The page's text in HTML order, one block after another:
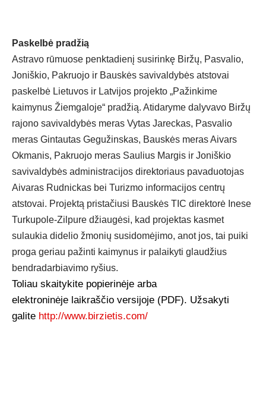
Paskelbė pradžią
Astravo rūmuose penktadienį susirinkę Biržų, Pasvalio,
Joniškio, Pakruojo ir Bauskės savivaldybės atstovai
paskelbė Lietuvos ir Latvijos projekto „Pažinkime
kaimynus Žiemgaloje“ pradžią. Atidaryme dalyvavo Biržų
rajono savivaldybės meras Vytas Jareckas, Pasvalio
meras Gintautas Gegužinskas, Bauskės meras Aivars
Okmanis, Pakruojo meras Saulius Margis ir Joniškio
savivaldybės administracijos direktoriaus pavaduotojas
Aivaras Rudnickas bei Turizmo informacijos centrų
atstovai. Projektą pristačiusi Bauskės TIC direktorė Inese
Turkupole-Zilpure džiaugėsi, kad projektas kasmet
sulaukia didelio žmonių susidomėjimo, anot jos, tai puiki
proga geriau pažinti kaimynus ir palaikyti glaudžius
bendradarbiavimo ryšius.
Toliau skaitykite popierinėje arba
elektroninėje laikraščio versijoje (PDF). Užsakyti
galite http://www.birzietis.com/